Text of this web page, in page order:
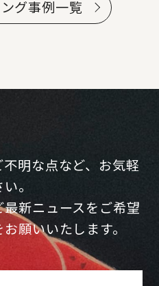
グ事例一覧
明な点など、お気軽
。
新ニュースをご希望
願いいたします。